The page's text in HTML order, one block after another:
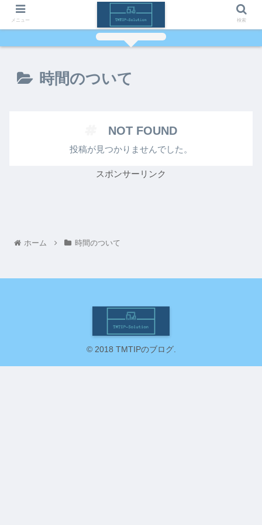
時間のついて
NOT FOUND
投稿が見つかりませんでした。
スポンサーリンク
ホーム 時間のついて
© 2018 TMTIPのブログ.
メニュー 検索